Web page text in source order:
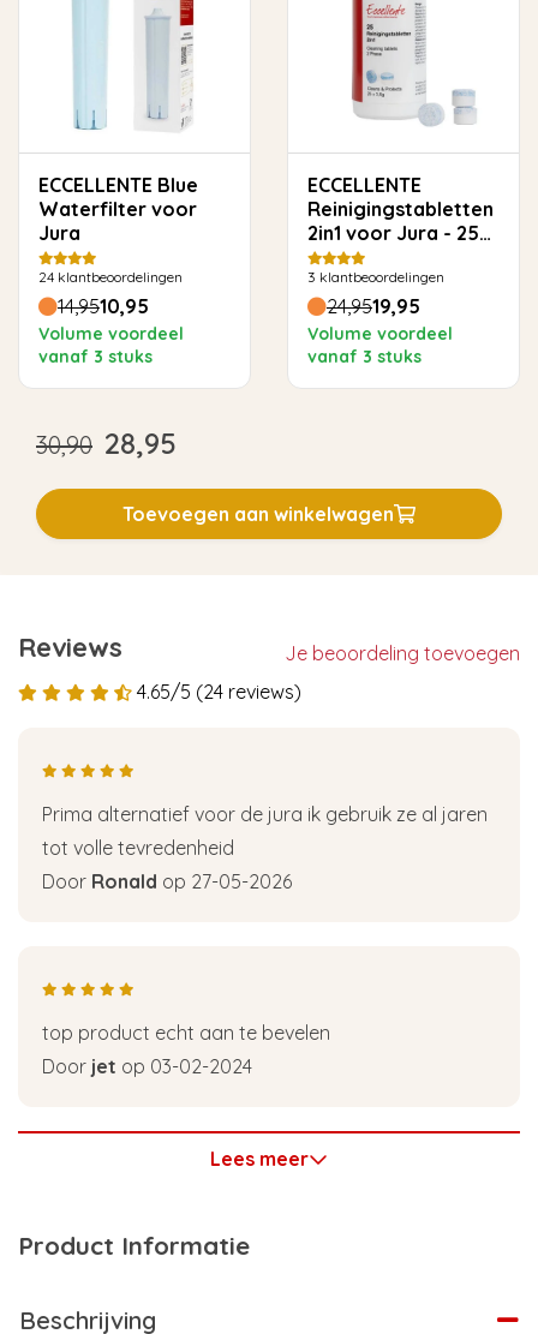
ECCELLENTE Blue
Waterfilter voor
Jura
24 klantbeoordelingen
14,9510,95
Volume voordeel
vanaf 3 stuks
ECCELLENTE
Reinigingstabletten
2in1 voor Jura - 25
stuks
3 klantbeoordelingen
24,9519,95
Volume voordeel
vanaf 3 stuks
30,90 28,95
Toevoegen aan winkelwagen
Reviews
Je beoordeling toevoegen
4.65/5 (24 reviews)
Prima alternatief voor de jura ik gebruik ze al jaren
tot volle tevredenheid
Door Ronald op 27-05-2026
top product echt aan te bevelen
Door jet op 03-02-2024
Lees meer
Product Informatie
Beschrijving